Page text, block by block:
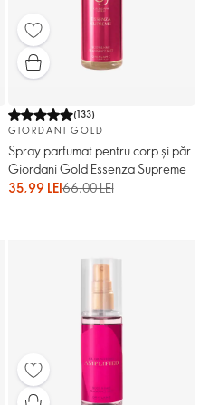
(133)
GIORDANI GOLD
Spray parfumat pentru corp și păr
Giordani Gold Essenza Supreme
35,99 LEI66,00 LEI